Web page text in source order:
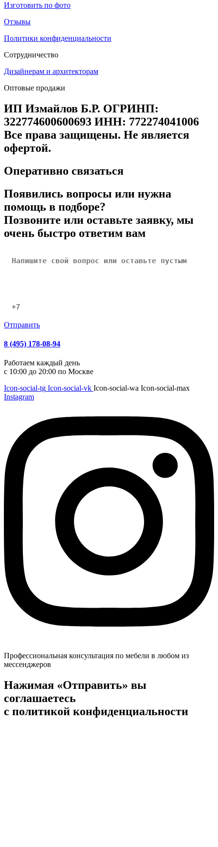
Изготовить по фото
Отзывы
Политики конфиденциальности
Сотрудничество
Дизайнерам и архитекторам
Оптовые продажи
ИП Измайлов Б.Р. ОГРИНП:
322774600600693 ИНН: 772274041006
Все права защищены. Не является
офертой.
Оперативно связаться
Появились вопросы или нужна
помощь в подборе?
Позвоните или оставьте заявку, мы
очень быстро ответим вам
Отправить
8 (495) 178-08-94
Работаем каждый день
с 10:00 до 20:00 по Москве
Icon-social-tg Icon-social-vk Icon-social-wa Icon-social-max
Instagram
Профессиональная консультация по мебели в любом из
мессенджеров
Нажимая «Отправить» вы
соглашаетесь
с политикой конфиденциальности